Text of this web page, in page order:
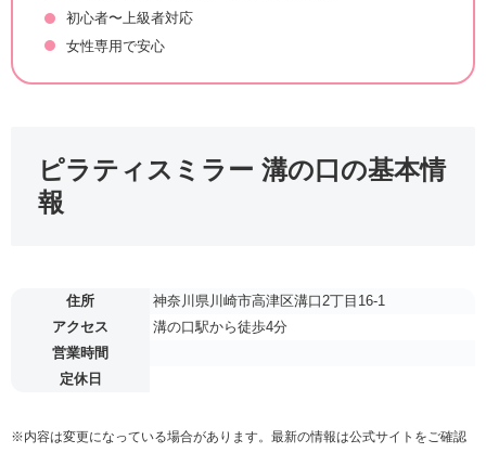
初心者〜上級者対応
女性専用で安心
ピラティスミラー 溝の口の基本情
報
住所
神奈川県川崎市高津区溝口2丁目16-1
アクセス
溝の口駅から徒歩4分
営業時間
定休日
※内容は変更になっている場合があります。最新の情報は公式サイトをご確認